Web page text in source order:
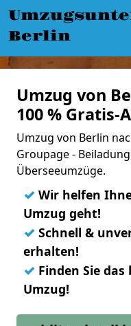
Berlin
Umzug von
100 % Gratis-
Umzug von Berlin
Groupage -
Überseeumzüge.
✓ Wir helfen
Umzug geht!
✓ Schnell &
erhalten!
✓ Finden Sie
Umzug!